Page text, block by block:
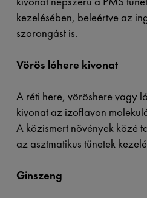
kezelésében, beleértve az
szorongást is.
Vörös lóhere kivonat
A réti here, vöröshere vagy
kivonat az izoflavon
A közismert növények közé
az asztmatikus tünetek
Ginszeng